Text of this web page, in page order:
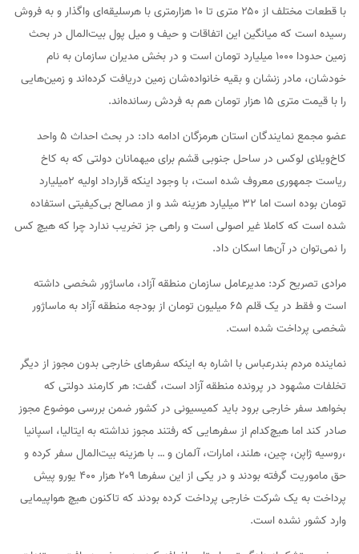
با قطعات مختلف از ۲۵۰ متری تا ۱۰ هزارمتری با هرسلیقه‌ای واگذار و به فروش
رسیده است که میانگین این اتفاقات و حیف و میل پول بیت‌المال در بحث
زمین حدودا ۱۰۰۰ میلیارد تومان است و در بخش مدیران سازمان به نام
خودشان، مادر زنشان و بقیه خانواده‌شان زمین دریافت کرده‌اند و زمین‌هایی
را با قیمت متری ۱۵ هزار تومان هم به فردش رسانده‌اند.
عضو مجمع نمایندگان استان هرمزگان ادامه داد: در بحث احداث ۵ واحد
کاخ‌ویلای لوکس در ساحل جنوبی قشم برای میهمانان دولتی که به کاخ
ریاست جمهوری معروف شده است، با وجود اینکه قرارداد اولیه ۲میلیارد
تومان بوده است اما ۳۲ میلیارد هزینه شد و از مصالح بی‌کیفیتی استفاده
شده است که کاملا غیر اصولی است و راهی جز تخریب ندارد چرا که هیچ کس
را نمی‌توان در آن‌ها اسکان داد.
مرادی تصریح کرد: مدیرعامل سازمان منطقه آزاد، ماساژور شخصی داشته
است و فقط در یک قلم ۶۵ میلیون تومان از بودجه منطقه آزاد به ماساژور
شخصی پرداخت شده است.
نماینده مردم بندرعباس با اشاره به اینکه سفرهای خارجی بدون مجوز از دیگر
تخلفات مشهود در پرونده منطقه آزاد است، گفت: هر کارمند دولتی که
بخواهد سفر خارجی برود باید کمیسیونی در کشور ضمن بررسی موضوع مجوز
صادر کند اما هیچ‌کدام از سفرهایی که رفتند مجوز نداشته به ایتالیا، اسپانیا
،روسیه ژاپن، چین، هلند، امارات، آلمان و … با هزینه بیت‌المال سفر کرده و
حق ماموریت گرفته بودند و در یکی از این سفرها ۲۰۹ هزار ۴۰۰ یورو پیش
پرداخت به یک شرکت خارجی پرداخت کرده بودند که تاکنون هیچ هواپیمایی
وارد کشور نشده است.